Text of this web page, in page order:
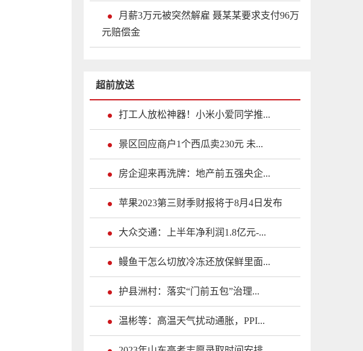
月薪3万元被突然解雇 聂某某要求支付96万
元赔偿金
超前放送
打工人放松神器！小米小爱同学推...
景区回应商户1个西瓜卖230元 未...
房企迎来再洗牌：地产前五强央企...
苹果2023第三财季财报将于8月4日发布
大众交通：上半年净利润1.8亿元-...
鳗鱼干怎么切放冷冻还放保鲜里面...
护县洲村：落实“门前五包”治理...
温彬等：高温天气扰动通胀，PPI...